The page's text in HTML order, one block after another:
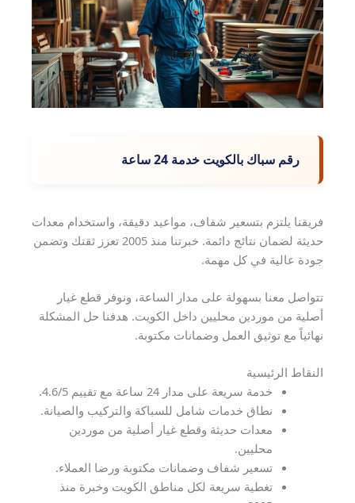
رقم سباك بالكويت خدمة 24 ساعة
فريقنا يلتزم بتسعير شفاف، مواعيد دقيقة، واستخدام معدات
حديثة لضمان نتائج دائمة. خبرتنا منذ 2005 تعزز ثقتك وتضمن
جودة عالية في كل مهمة.
تتواصل معنا بسهولة على مدار الساعة، ونوفر قطع غيار
أصلية من موردين محليين داخل الكويت. هدفنا حل المشكلة
نهائياً مع توثيق العمل وضمانات مكتوبة.
النقاط الرئيسية
خدمة سريعة على مدار 24 ساعة مع تقييم 4.6/5.
نطاق خدمات شامل للسباكة والتركيب والصيانة.
معدات حديثة وقطع غيار أصلية من موردين
محليين.
تسعير شفاف وضمانات مكتوبة ورضا العملاء.
تغطية سريعة لكل مناطق الكويت وخبرة منذ